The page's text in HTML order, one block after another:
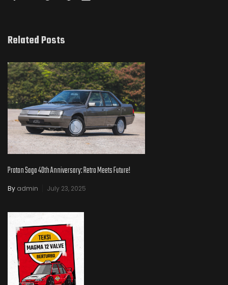
Related Posts
Proton Saga 40th Anniversary: Retro Meets Future!
By admin July 23, 2025